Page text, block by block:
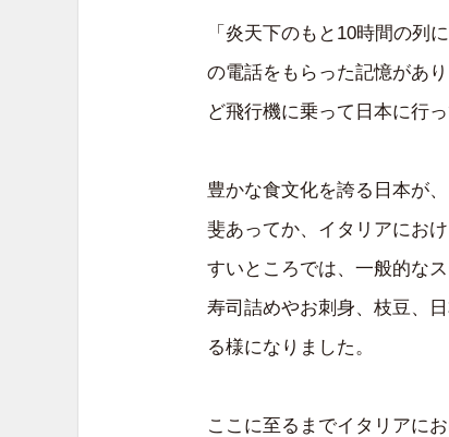
「炎天下のもと10時間の列
の電話をもらった記憶があ
ど飛行機に乗って日本に行
豊かな食文化を誇る日本が
斐あってか、イタリアにお
すいところでは、一般的な
寿司詰めやお刺身、枝豆、
る様になりました。
ここに至るまでイタリアに